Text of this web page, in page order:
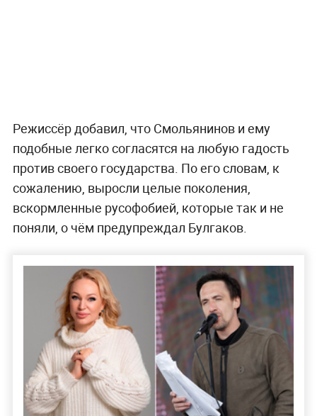
Режиссёр добавил, что Смольянинов и ему
подобные легко согласятся на любую гадость
против своего государства. По его словам, к
сожалению, выросли целые поколения,
вскормленные русофобией, которые так и не
поняли, о чём предупреждал Булгаков.